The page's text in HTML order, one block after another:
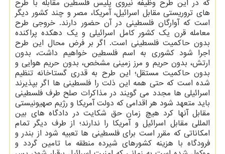
كه در این طرح وظیفه نیروی پلیس فلسطین مقابله با طرح
های تروریستی مقابل اسرائیل، آمریكا، مصر و چند كشور دیگر
است كه آوارگان فلسطینی در آن حضور دارند. خروجی طرح
معامله قرن یك كشور كامل اسرائیلی و یك دهكده پراكنده
بدون حاكمیت فلسطینی است. اگر بر فرض محال این طرح
اجرا شود كشوری به اسم فلسطین خواهیم داشت، بدون
ارتش، بدون حریم و مرز زمینی مشخص، بدون حریم هوایی و
بدون حاكمیت مستقل؛ این طرح به قدری گستاخانه تنظیم
شده است كه حتی همه این ذلت را فلسطینی ها اگر بپذیرند
اسرائیلی ها مجدد می گویند در مذاكرات صلح طرف فلسطینی
باید متعهد شود هر اقدامی كه دولت آمریكا و رژیم صهیونیستی
مقابل آنها كرد هیچ زمان حق شكایت در دادگاه های بین
المللی مقابل اسرائیل و آمریكا را ندارند؛ از طرف دیگر تمام
امكاناتی كه مقرر است برای فلسطینی ها تعبیه شود از بندر و
فرودگاه با هزینه كشورهای شیرده منطقه ما تامین گردد و